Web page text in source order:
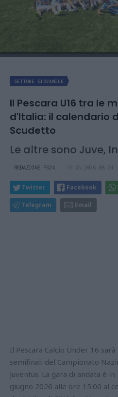
SETTORE GIOVANILE
Il Pescara U16 tra le
d'Italia: il calendario
Scudetto
Le altre sono Juve,
REDAZIONE PS24 19.05.2026 08:24
Twitter Facebook
Telegram Email
Il Pescara Calcio Under 16
semifinali del Campionato
Juventus. La gara di andata è
giugno 2026 alle ore 15:00 al